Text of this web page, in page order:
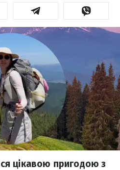
цікавою пригодою з